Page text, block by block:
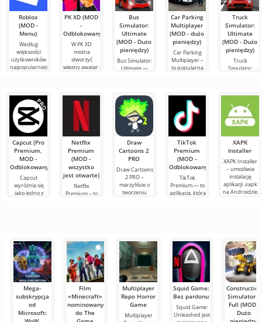
Roblox
(MOD -
Menu)
Według
większości
użytkowników
najpopularniejszą
pozostaje
Roblox. Projekt
PK XD (MOD
-
Odblokowany)
W PK XD
można
stworzyć
własny awatar i
uczestników.
Kolorowa
grafika i
Bus
Simulator:
Ultimate
(MOD - Dużo
pieniędzy)
Bus Simulator:
Ultimate —
oferująca
nieograniczone
Car Parking
Multiplayer
(MOD - dużo
pieniędzy)
Car Parking
Multiplayer –
to popularna
wcielają się w
rolę
Truck
Simulator:
Ultimate
(MOD - Dużo
pieniędzy)
Truck
Simulator:
przewozów
ciężarowych i
elementu
Capcut (Pro
Premium,
MOD -
Odblokowany)
Capcut
wyróżnia się
jako jedno z
Netflix
Premium
(MOD -
wszystko
jest otwarte)
Netflix
Premium – to
Draw
Cartoons 2
PRO
Draw Cartoons
2 PRO –
marzyliście o
tworzeniu
TikTok
Premium
(MOD -
Odblokowany)
TikTok
Premium — to
aplikacja, która
XAPK
Installer
XAPK Installer
– umożliwia
instalację
aplikacji .xapk
na Androidzie.
Mega-
subskrypcja
od
Microsoft:
Film
«Minecraft»
nominowany
do The
Multiplayer
Repo Horror
Game
Multiplayer
Squid Game:
Bez pardonu
Squid Game:
Unleashed jest
Construction
Simulator 4
Full (MOD -
Dużo